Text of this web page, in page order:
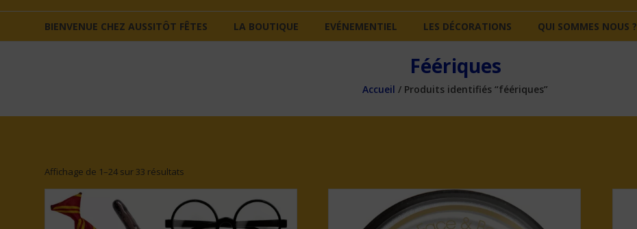
BIENVENUE CHEZ AUSSITÔT FÊTES LA BOUTIQUE EVÉNEMENTIEL LES DÉCORATIONS QUI SOMMES NOUS ?
Féériques
Accueil / Produits identifiés “féériques”
Affichage de 1–24 sur 33 résultats